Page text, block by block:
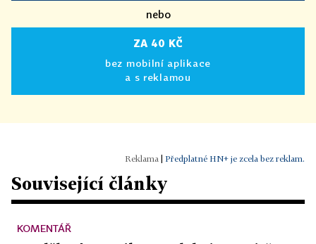
nebo
ZA 40 KČ
bez mobilní aplikace
a s reklamou
Předplatné HN+ je zcela bez reklam.
Související články
KOMENTÁŘ